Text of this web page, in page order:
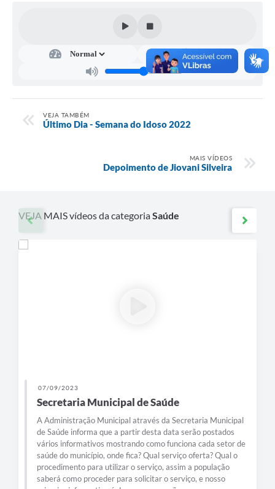
VEJA TAMBÉM
Último Dia - Semana do Idoso 2022
MAIS VÍDEOS
Depoimento de Jiovani Silveira
VEJA MAIS vídeos da categoriaSaúde
07/09/2023
Secretaria Municipal de Saúde
A Administração Municipal através da Secretaria Municipal
de Saúde informa que a partir desta data serão postados
vários informativos mostrando como funciona cada setor de
saúde do município, onde fica? Qual serviço oferta? Qual o
procedimento para utilizar o serviço, assim a população
saberá como proceder para solicitar o serviço, e nosso